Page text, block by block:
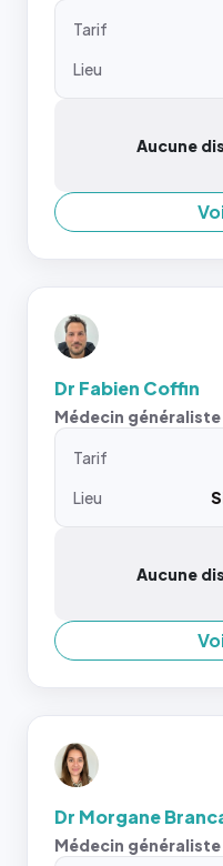
Tarif
Lieu
Aucune
Dr Fabien Coffin
Médecin généraliste
Tarif
Lieu
Aucune
Dr Morgane
Médecin généraliste